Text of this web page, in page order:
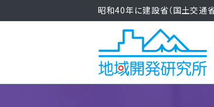
昭和40年に建設省（国土交通